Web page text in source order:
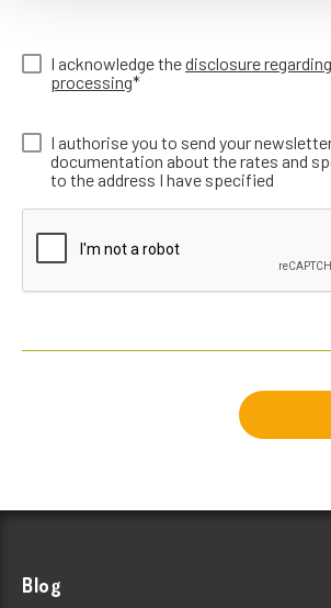
I acknowledge thedisclosure
processing*
I authorise you to send your
documentation about the rates and
to the address I have specified
Blog